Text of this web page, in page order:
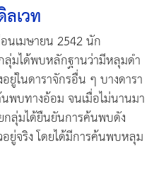
เวท
นเมษายน 2542 นัก
ลุ่มได้พบหลักฐานว่ามีหลุมดำ
ยู่ในดาราจักรอื่น ๆ บางดารา
พบทางอ้อม จนเมื่อไม่นานมา
ลุ่มได้ยืนยันการค้นพบดัง
ยู่จริง โดยได้มีการค้นพบหลุม